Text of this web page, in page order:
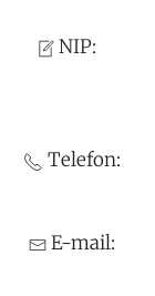
NIP:
Telefon:
E-mail: